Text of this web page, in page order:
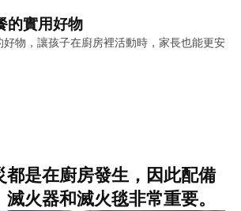
的實用好物
好物，讓孩子在廚房裡活動時，家長也能更安
都是在廚房發生，因此配備
火器和滅火毯非常重要。